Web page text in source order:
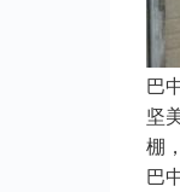
巴
坚
棚
巴